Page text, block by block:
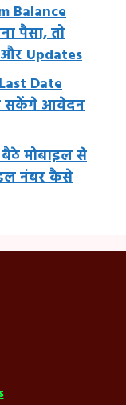
Balance
पैसा, तो
और Updates
Date
सकेंगे आवेदन
मोबाइल से
नंबर कैसे